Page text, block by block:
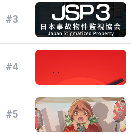
#3
#4
#5